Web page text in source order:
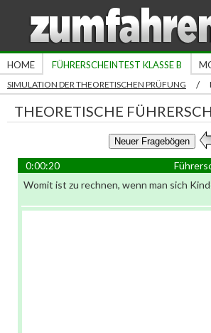
HOME FÜHRERSCHEINTEST KLASSE B
SIMULATION DER THEORETISCHEN PRÜFUNG /
THEORETISCHE
0:00:20
Womit ist zu rechnen, wenn man sich